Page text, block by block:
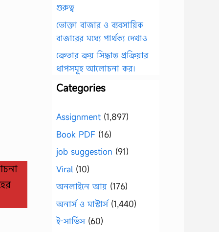
গুরুত্ব
ভোক্তা বাজার ও ব্যবসায়িক
বাজারের মধ্যে পার্থক্য দেখাও
ক্রেতার ক্রয় সিদ্ধান্ত প্রক্রিয়ার
ধাপসমূহ আলোচনা কর।
Categories
Assignment (1,897)
Book PDF (16)
job suggestion (91)
Viral (10)
অনলাইনে আয় (176)
অনার্স ও মাস্টার্স(1,440)
ই-সার্ভিস(60)